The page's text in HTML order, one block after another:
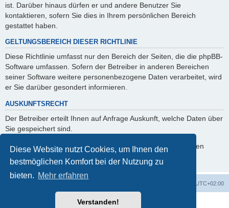
Diese Website nutzt Cookies, um Ihnen den
bestmöglichen Komfort bei der Nutzung zu
bieten. Mehr erfahren
Verstanden!
ist. Darüber hinaus dürfen er und andere Benutzer Sie
kontaktieren, sofern Sie dies in Ihrem persönlichen Bereich
gestattet haben.
GELTUNGSBEREICH DIESER RICHTLINIE
Diese Richtlinie umfasst nur den Bereich der Seiten, die die phpBB-
Software umfassen. Sofern der Betreiber in anderen Bereichen
seiner Software weitere personenbezogene Daten verarbeitet, wird
er Sie darüber gesondert informieren.
AUSKUNFTSRECHT
Der Betreiber erteilt Ihnen auf Anfrage Auskunft, welche Daten über
Sie gespeichert sind.
Sie können jederzeit die Löschung bzw. Sperrung Ihrer Daten
verlangen. Kontaktieren Sie hierzu bitte den Betreiber.
UTC+02:00
Powered byphpBB® Forum Software © phpBB Limited